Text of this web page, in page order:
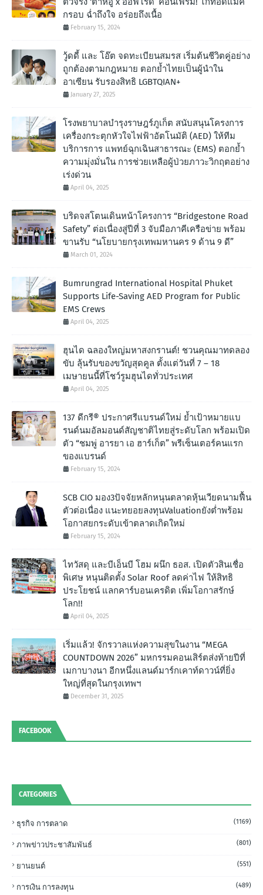
กรอบ ฉํ่าถึงใจ อร่อยถึงเนื้อ
February 15, 2024
วู้ดดี้ และ โอ๊ต จดทะเบียนสมรส เริ่มต้นชีวิตคู่อย่าง
ถูกต้องตามกฎหมาย ตอกย้ำไทยเป็นผู้นำใน
อาเซียน รับรองสิทธิ LGBTQIAN+
January 27, 2025
โรงพยาบาลบำรุงราษฎร์ภูเก็ต สนับสนุนโครงการ
เครื่องกระตุกหัวใจไฟฟ้าอัตโนมัติ (AED) ให้ทีม
บริการการ แพทย์ฉุกเฉินสาธารณะ (EMS) ตอกย้ำ
ความมุ่งมั่นใน การช่วยเหลือผู้ป่วยภาวะวิกฤตอย่าง
เร่งด่วน
April 04, 2025
บริดจสโตนเดินหน้าโครงการ “Bridgestone Road
Safety” ต่อเนื่องสู่ปีที่ 3 จับมือภาคีเครือข่าย พร้อม
ขานรับ “นโยบายกรุงเทพมหานคร 9 ด้าน 9 ดี”
March 01, 2024
Bumrungrad International Hospital Phuket
Supports Life-Saving AED Program for Public
EMS Crews
April 04, 2025
ฮุนได ฉลองใหญ่มหาสงกรานต์! ชวนคุณมาทดลอง
ขับ ลุ้นรับของขวัญสุดคูล ตั้งแต่วันที่ 7 – 18
เมษายนนี้ที่โชว์รูมฮุนไดทั่วประเทศ
April 04, 2025
137 ดีกรี® ประกาศรีแบรนด์ใหม่ ย้ำเป้าหมายแบ
รนด์นมอัลมอนด์สัญชาติไทยสู่ระดับโลก พร้อมเปิด
ตัว “ชมพู่ อารยา เอ ฮาร์เก็ต” พรีเซ็นเตอร์คนแรก
ของแบรนด์
February 15, 2024
SCB CIO มอง3ปัจจัยหลักหนุนตลาดหุ้นเวียดนามฟื้น
ตัวต่อเนื่อง แนะทยอยลงทุนValuationยังต่ำพร้อม
โอกาสยกระดับเข้าตลาดเกิดใหม่
February 15, 2024
ไทวัสดุ และบีเอ็นบี โฮม ผนึก ธอส. เปิดตัวสินเชื่อ
พิเศษ หนุนติดตั้ง Solar Roof ลดค่าไฟ ให้สิทธิ
ประโยชน์ แลกคาร์บอนเครดิต เพิ่มโอกาสรักษ์
โลก!!
April 04, 2025
เริ่มแล้ว! จักรวาลแห่งความสุขในงาน “MEGA
COUNTDOWN 2026” มหกรรมคอนเสิร์ตส่งท้ายปีที่
เมกาบางนา อีกหนึ่งแลนด์มาร์กเคาท์ดาวน์ที่ยิ่ง
ใหญ่ที่สุดในกรุงเทพฯ
December 31, 2025
FACEBOOK
CATEGORIES
ธุรกิจ การตลาด (1169)
ภาพข่าวประชาสัมพันธ์ (801)
ยานยนต์ (551)
การเงิน การลงทุน (489)